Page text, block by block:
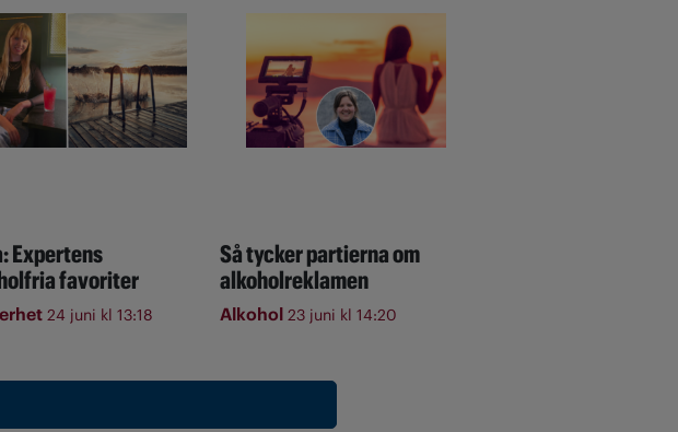
Expertens
favoriter
24 juni kl 13:18
Så tycker partierna om
alkoholreklamen
Alkohol 23 juni kl 14:20